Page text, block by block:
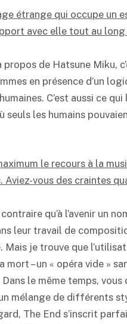
étrange qui occupe un
avec elle tout au long
de Hatsune Miku,
en présence d’un
C’est aussi ce
seuls les humains
le recours à la
Aviez-vous des craintes
contraire qu’à l’avenir un
leur travail de
je trouve que
– un « opéra vide »
le même temps,
mélange de différents
The End s’inscrit